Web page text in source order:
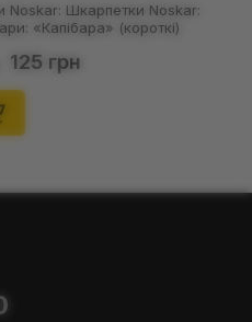
Noskar: Шкарпетки Noskar:
«Капібара» (короткі)
125 грн